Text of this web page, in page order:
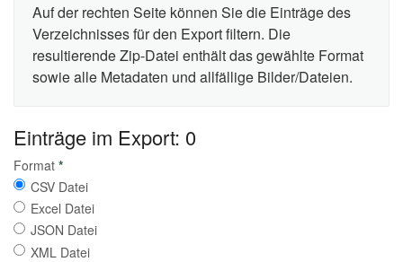
Auf der rechten Seite können Sie die Einträge des
Verzeichnisses für den Export filtern. Die
resultierende Zip-Datei enthält das gewählte Format
sowie alle Metadaten und allfällige Bilder/Dateien.
Einträge im Export: 0
Format *
CSV Datei
Excel Datei
JSON Datei
XML Datei